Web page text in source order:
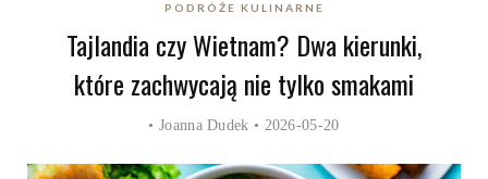
PODRÓŻE KULINARNE
Tajlandia czy Wietnam? Dwa kierunki,
które zachwycają nie tylko smakami
•Joanna Dudek • 2026-05-20